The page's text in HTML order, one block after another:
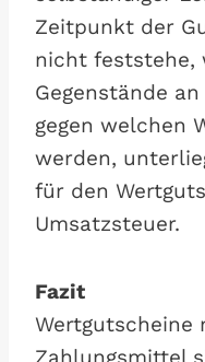
Zeitpunkt der
nicht feststehe,
Gegenstände
gegen welchen
werden,
für den
Umsatzsteuer.
Fazit
Wertgutscheine